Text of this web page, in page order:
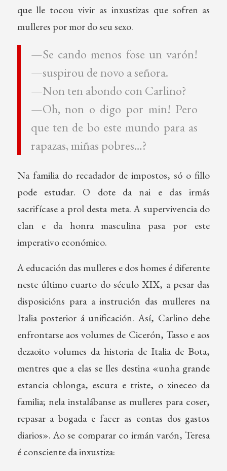
que lle tocou vivir as inxustizas que sofren as
mulleres por mor do seu sexo.
—Se cando menos fose un varón!
—suspirou de novo a señora.
—Non ten abondo con Carlino?
—Oh, non o digo por min! Pero
que ten de bo este mundo para as
rapazas, miñas pobres…?
Na familia do recadador de impostos, só o fillo
pode estudar. O dote da nai e das irmás
sacrifícase a prol desta meta. A supervivencia do
clan e da honra masculina pasa por este
imperativo económico.
A educación das mulleres e dos homes é diferente
neste último cuarto do século XIX, a pesar das
disposicións para a instrución das mulleres na
Italia posterior á unificación. Así, Carlino debe
enfrontarse aos volumes de Cicerón, Tasso e aos
dezaoito volumes da historia de Italia de Bota,
mentres que a elas se lles destina «unha grande
estancia oblonga, escura e triste, o xineceo da
familia; nela instalábanse as mulleres para coser,
repasar a bogada e facer as contas dos gastos
diarios». Ao se comparar co irmán varón, Teresa
é consciente da inxustiza: